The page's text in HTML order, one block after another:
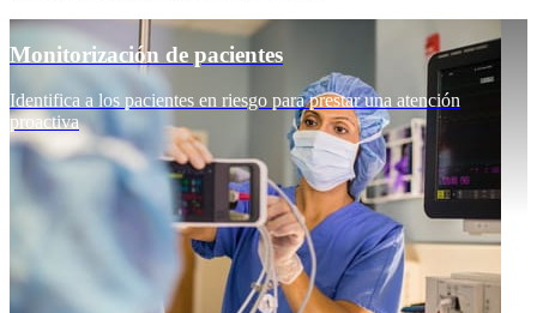
Monitorización de pacientes
Identifica a los pacientes en riesgo para prestar una atención
proactiva